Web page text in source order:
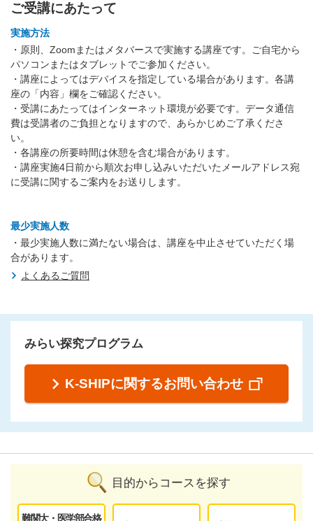
ご受講にあたって
実施方法
・原則、Zoomまたはメタバースで実施する講座です。ご自宅から
パソコンまたはタブレットでご参加ください。
・講座によってはデバイスを指定している場合があります。各講
座の「内容」欄をご確認ください。
・受講にあたってはインターネット環境が必要です。データ通信
費は受講者のご負担となりますので、あらかじめご了承くださ
い。
・各講座の所要時間は休憩を含む場合があります。
・講座実施4日前から順次お申し込みいただいたメールアドレス宛
に受講に関するご案内をお送りします。
最少実施人数
・最少実施人数に満たない場合は、講座を中止させていただく場
合があります。
よくあるご質問
みらい探究プログラム
K-SHIPに関するお問い合わせ
目的からコースを探す
難関大・医学部合格